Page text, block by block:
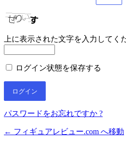
上に表示された文字を入力してく
ログイン状態を保存する
パスワードをお忘れですか ?
← フィギュアレビュー.com へ移動